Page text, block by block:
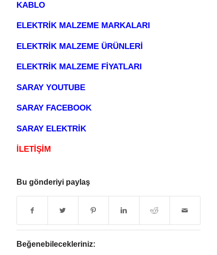
KABLO
ELEKTRİK MALZEME MARKALARI
ELEKTRİK MALZEME ÜRÜNLERİ
ELEKTRİK MALZEME FİYATLARI
SARAY YOUTUBE
SARAY FACEBOOK
SARAY ELEKTRİK
İLETİŞİM
Bu gönderiyi paylaş
Beğenebilecekleriniz: